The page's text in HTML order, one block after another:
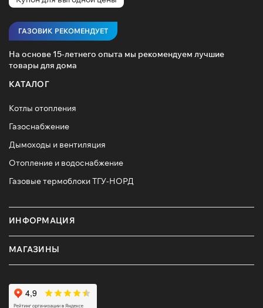
ГАЗОВИК РЕКОМЕНДУЕТ
На основе 15-летнего опыта мы рекомендуем лучшие
товары для дома
КАТАЛОГ
Котлы отопления
Газоснабжение
Дымоходы и вентиляция
Отопление и водоснабжение
Газовые термоблоки ТГУ-НОРД
ИНФОРМАЦИЯ
МАГАЗИНЫ